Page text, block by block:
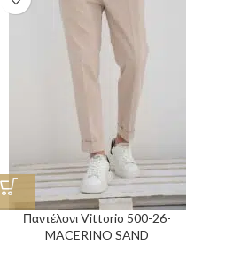
Παντέλονι Vittorio 500-26-
MACERINO SAND